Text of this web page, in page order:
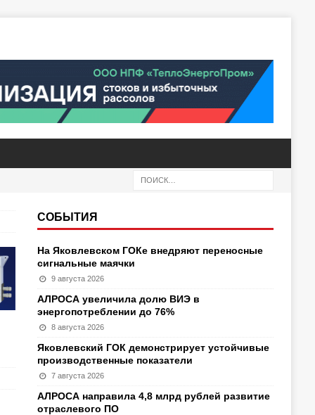
СОБЫТИЯ
На Яковлевском ГОКе внедряют переносные
сигнальные маячки
9 августа 2026
АЛРОСА увеличила долю ВИЭ в
энергопотреблении до 76%
8 августа 2026
Яковлевский ГОК демонстрирует устойчивые
производственные показатели
7 августа 2026
АЛРОСА направила 4,8 млрд рублей развитие
отраслевого ПО